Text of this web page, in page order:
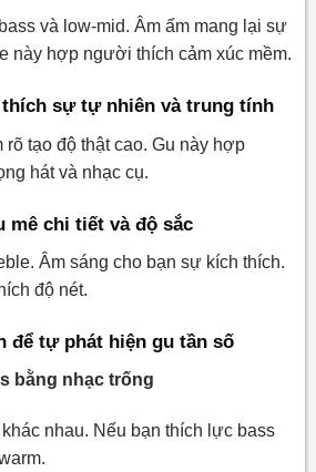
và low-mid. Âm ấm mang lại sự
này hợp người thích cảm xúc mềm.
thích sự tự nhiên và trung tính
tạo độ thật cao. Gu này hợp
hát và nhạc cụ.
mê chi tiết và độ sắc
Âm sáng cho bạn sự kích thích.
độ nét.
để tự phát hiện gu tần số
bằng nhạc trống
nhau. Nếu bạn thích lực bass